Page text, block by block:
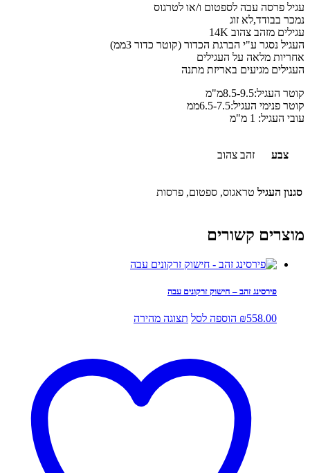
עגיל פרסה עבה לספטום ו/או לטרגוס
נמכר בבודד,לא זוג
עגילים מזהב צהוב 14K
העגיל נסגר ע"י הברגת הכדור (קוטר כדור 3ממ)
אחריות מלאה על העגילים
העגילים מגיעים באריזת מתנה
קוטר העגיל:8.5-9.5מ"מ
קוטר פנימי העגיל:6.5-7.5ממ
עובי העגיל: 1 מ"מ
צבע זהב צהוב
סגנון העגיל טראגוס, ספטום, פרסות
מוצרים קשורים
פירסינג זהב – חישוק זרקונים עבה
₪558.00 הוספה לסל תצוגה מהירה